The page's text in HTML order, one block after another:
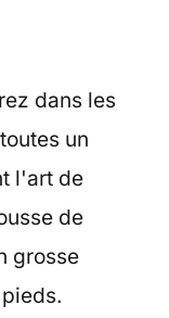
dans les
un
l'art de
de
grosse